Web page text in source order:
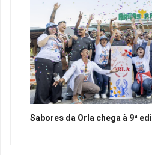
Sabores da Orla chega à 9ª